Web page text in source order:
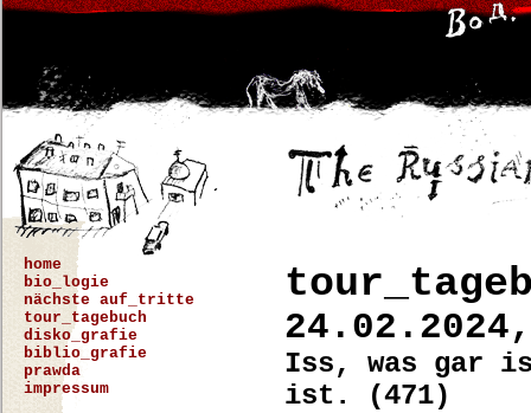
home
bio_logie
nächste auf_tritte
tour_tagebuch
disko_grafie
biblio_grafie
prawda
impressum
Iss, was gar
ist. (471)